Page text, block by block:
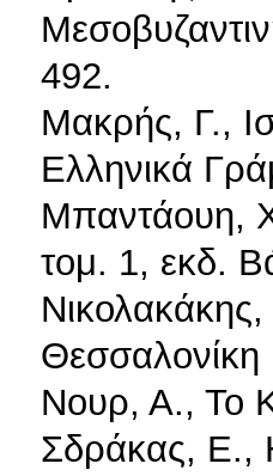
492.
Μακρής, Γ.,
Ελληνικά
Μπαντάουη,
τομ. 1, εκδ.
Θεσσαλονίκη
Νουρ, Α., Το
Σδράκας, Ε.,